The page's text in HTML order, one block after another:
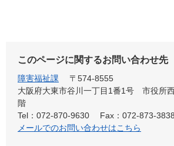
このページに関するお問い合わせ先
障害福祉課
〒574-8555
大阪府大東市谷川一丁目1番1号 市役所
階
Tel：072-870-9630
Fax：072-873-3838
メールでのお問い合わせはこちら